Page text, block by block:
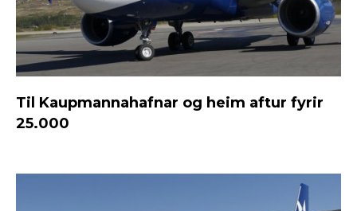
Til Kaupmannahafnar og heim aftur fyrir
25.000